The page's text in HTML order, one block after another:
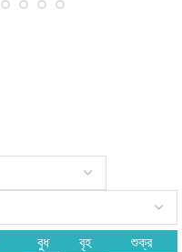
বুধ বৃহ শুক্র